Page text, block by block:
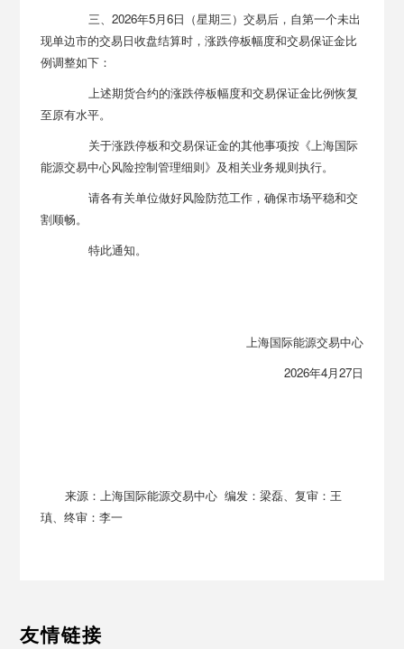
三、2026年5月6日（星期三）交易后，自第一个未出
现单边市的交易日收盘结算时，涨跌停板幅度和交易保证金比
例调整如下：
上述期货合约的涨跌停板幅度和交易保证金比例恢复
至原有水平。
关于涨跌停板和交易保证金的其他事项按《上海国际
能源交易中心风险控制管理细则》及相关业务规则执行。
请各有关单位做好风险防范工作，确保市场平稳和交
割顺畅。
特此通知。
上海国际能源交易中心
2026年4月27日
来源：上海国际能源交易中心 编发：梁磊、复审：王
瑱、终审：李一
友情链接